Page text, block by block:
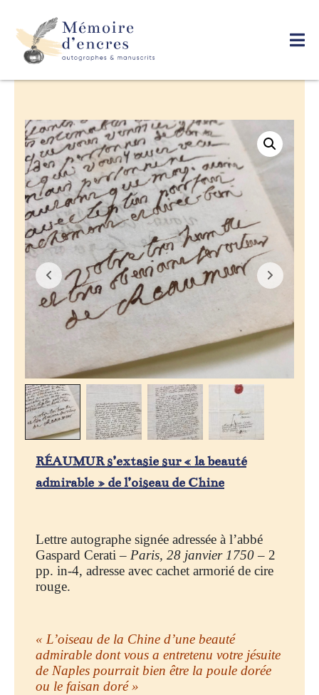
RÉAUMUR s’extasie sur « la beauté
admirable » de l’oiseau de Chine
Lettre autographe signée adressée à l’abbé
Gaspard Cerati – Paris, 28 janvier 1750– 2
pp. in-4, adresse avec cachet armorié de cire
rouge.
« L’oiseau de la Chine d’une beauté
admirable dont vous a entretenu votre jésuite
de Naples pourrait bien être la poule dorée
ou le faisan doré »